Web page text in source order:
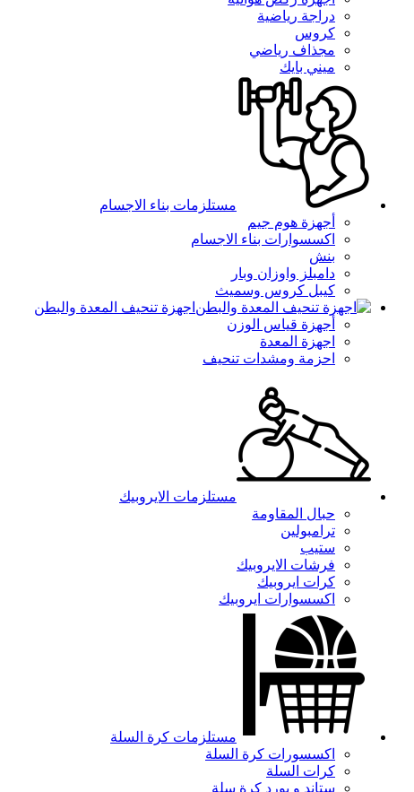
دراجة رياضية
كروس
مجذاف رياضي
ميني بايك
مستلزمات بناء الاجسام
أجهزة هوم جيم
اكسسوارات بناء الاجسام
بنش
دامبلز واوزان وبار
كيبل كروس وسميث
اجهزة تنحيف المعدة والبطن
أجهزة قياس الوزن
اجهزة المعدة
احزمة ومشدات تنحيف
مستلزمات الايروبيك
حبال المقاومة
ترامبولين
ستيب
فرشات الايروبيك
كرات ايروبيك
اكسسوارات ايروبيك
مستلزمات كرة السلة
اكسسورات كرة السلة
كرات السلة
ستاند و بورد كرة سلة